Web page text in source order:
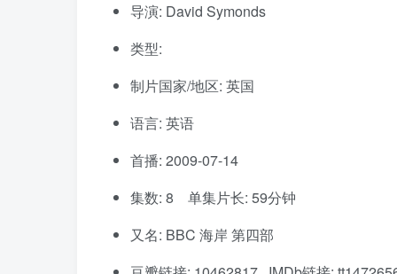
导演: David Symonds
类型:
制片国家/地区: 英国
语言: 英语
首播: 2009-07-14
集数: 8 单集片长: 59分钟
又名: BBC 海岸 第四部